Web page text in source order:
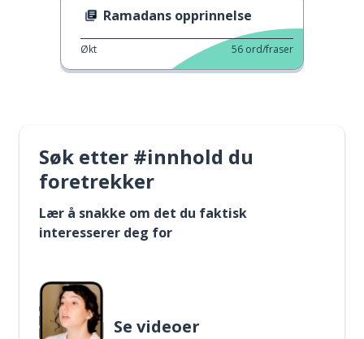
Ramadans opprinnelse
Økt 56 ord/fraser
Søk etter #innhold du
foretrekker
Lær å snakke om det du faktisk
interesserer deg for
Se videoer